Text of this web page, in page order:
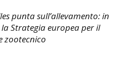
punta sull’allevamento: in
Strategia europea per il
zootecnico